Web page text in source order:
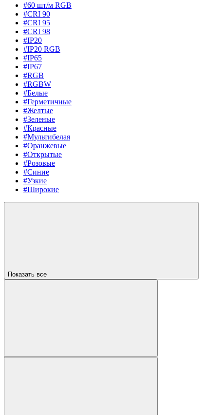
#60 шт/м RGB
#CRI 90
#CRI 95
#CRI 98
#IP20
#IP20 RGB
#IP65
#IP67
#RGB
#RGBW
#Белые
#Герметичные
#Желтые
#Зеленые
#Красные
#Мультибелая
#Оранжевые
#Открытые
#Розовые
#Синие
#Узкие
#Широкие
Показать все